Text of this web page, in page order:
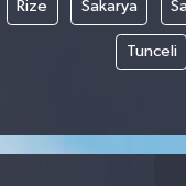
Rize Sakarya
Tunceli